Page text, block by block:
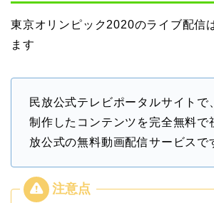
東京オリンピック2020のライブ配信
ます
民放公式テレビポータルサイトで
制作したコンテンツを完全無料で
放公式の無料動画配信サービスで